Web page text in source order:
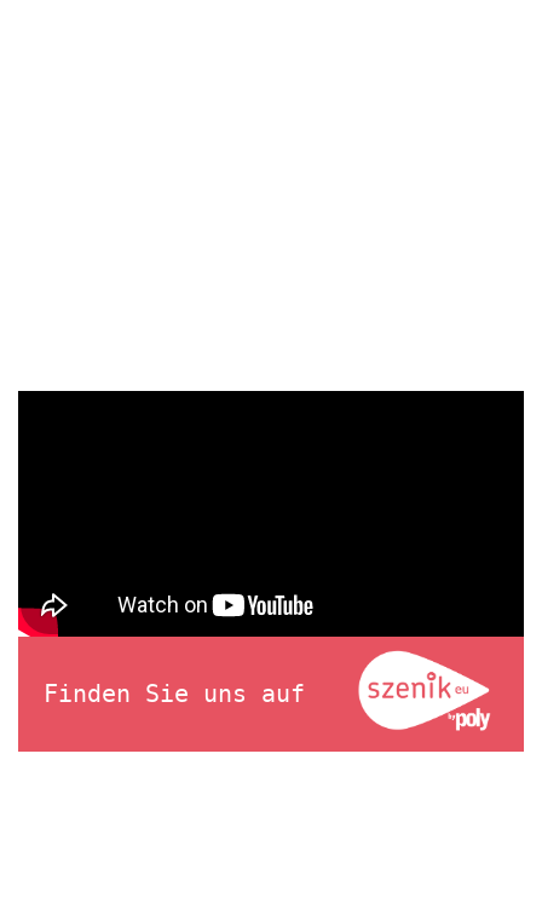
Finden Sie uns auf